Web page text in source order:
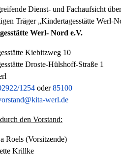
Dienst- und Fachaufsicht
Träger „Kindertagesstätte Werl-
Werl- Nord e.V.
Kiebitzweg 10
Droste-Hülshoff-Straße 1
1254 oder85100
werl.de
den Vorstand:
Roels (Vorsitzende)
Krillke